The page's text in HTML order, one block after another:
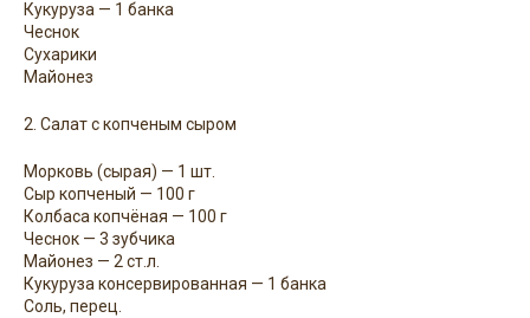
Кукуруза — 1 банка
Чеснок
Сухарики
Майонез
2. Салат с копченым сыром
Морковь (сырая) — 1 шт.
Сыр копченый — 100 г
Колбаса копчёная — 100 г
Чеснок — 3 зубчика
Майонез — 2 ст.л.
Кукуруза консервированная — 1 банка
Соль, перец.